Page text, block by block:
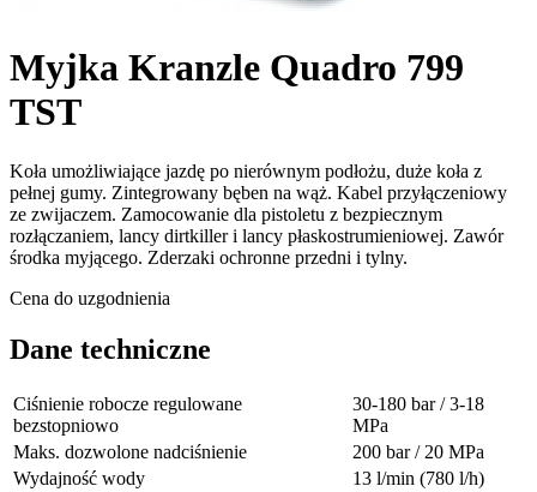
Myjka Kranzle Quadro 799
TST
Koła umożliwiające jazdę po nierównym podłożu, duże koła z
pełnej gumy. Zintegrowany bęben na wąż. Kabel przyłączeniowy
ze zwijaczem. Zamocowanie dla pistoletu z bezpiecznym
rozłączaniem, lancy dirtkiller i lancy płaskostrumieniowej. Zawór
środka myjącego. Zderzaki ochronne przedni i tylny.
Cena do uzgodnienia
Dane techniczne
Ciśnienie robocze regulowane
bezstopniowo
30-180 bar / 3-18
MPa
Maks. dozwolone nadciśnienie
200 bar / 20 MPa
Wydajność wody
13 l/min (780 l/h)